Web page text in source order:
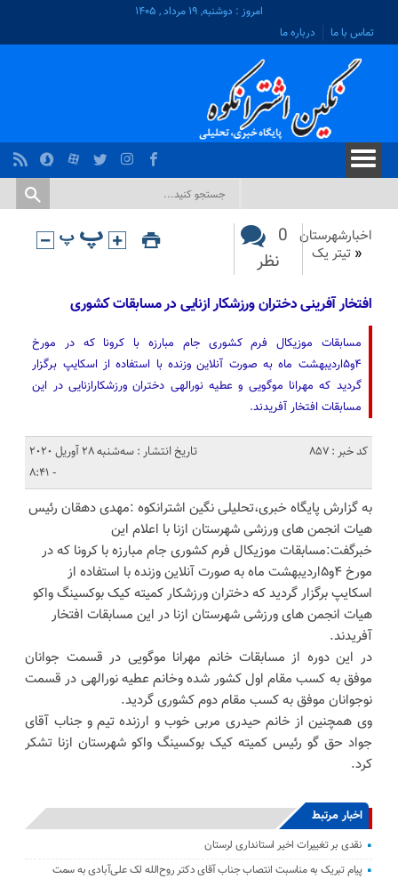
امروز : دوشنبه, ۱۹ مرداد , ۱۴۰۵
تماس با ما
درباره ما
اخبارشهرستان
« تیتر یک
0
نظر
افتخار آفرینی دختران ورزشکار ازنایی در مسابقات کشوری
مسابقات موزیکال فرم کشوری جام مبارزه با کرونا که در مورخ
۴و۵اردیبهشت ماه به صورت آنلاین وزنده با استفاده از اسکایپ برگزار
گردید که مهرانا موگویی و عطیه نورالهی دختران ورزشکارازنایی در این
مسابقات افتخار آفریدند.
کد خبر : 857
تاریخ انتشار : سه‌شنبه 28 آوریل 2020
- 8:41
به گزارش پایگاه خبری،تحلیلی نگین اشترانکوه :مهدی دهقان رئیس
هیات انجمن های ورزشی شهرستان ازنا با اعلام این
خبرگفت:مسابقات موزیکال فرم کشوری جام مبارزه با کرونا که در
مورخ ۴و۵اردیبهشت ماه به صورت آنلاین وزنده با استفاده از
اسکایپ برگزار گردید که دختران ورزشکار کمیته کیک بوکسینگ واکو
هیات انجمن های ورزشی شهرستان ازنا در این مسابقات افتخار
آفریدند.
در این دوره از مسابقات خانم مهرانا موگویی در قسمت جوانان
موفق به کسب مقام اول کشور شده وخانم عطیه نورالهی در قسمت
نوجوانان موفق به کسب مقام دوم کشوری گردید.
وی همچنین از خانم حیدری مربی خوب و ارزنده تیم و جناب آقای
جواد حق گو رئیس کمیته کیک بوکسینگ واکو شهرستان ازنا تشکر
کرد.
اخبار مرتبط
نقدی بر تغییرات اخیر استانداری لرستان
پیام تبریک به مناسبت انتصاب جناب آقای دکتر روح‌الله لک علی‌آبادی به سمت